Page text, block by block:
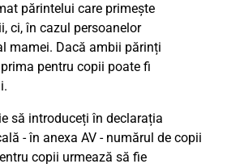
părintelui care primește
ci, în cazul persoanelor
mamei. Dacă ambii părinți
pentru copii poate fi
să introduceți în declarația
- în anexa AV - numărul de copii
copii urmează să fie